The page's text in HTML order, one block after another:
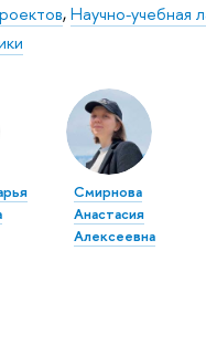
,Научно-учебная
Смирнова
Анастасия
Алексеевна